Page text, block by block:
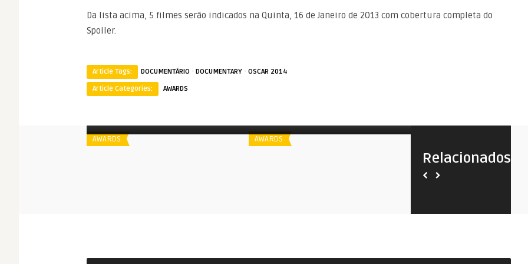
Da lista acima, 5 filmes serão indicados na Quinta, 16 de Janeiro de 2013 com cobertura completa do
Spoiler.
Article Tags: DOCUMENTÁRIO · DOCUMENTARY · OSCAR 2014
Article Categories:
AWARDS
Relacionados
AWARDS AWARDS
Spoiler